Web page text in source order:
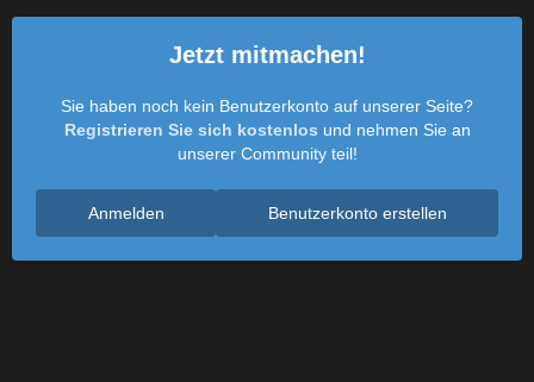
Jetzt mitmachen!
Sie haben noch kein Benutzerkonto auf unserer Seite?
Registrieren Sie sich kostenlos und nehmen Sie an
unserer Community teil!
Benutzerkonto erstellen
Anmelden